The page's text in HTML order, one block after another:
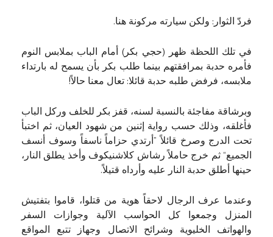
فردّ الثوار: ولكن سيارته مركونة هنا.
في تلك اللحظة ظهر (حجي بكر) أمام الباب بملابس النوم
فأمره حدبة بمرافقتهم بينما طلب بكر بأن يسمح له بارتداء
ملابسه، فرفض طلبه حدبة قائلا: تعال معنا حالاً!
وبرشاقة مفاجئة بالنسبة لسنه، قفز بكر للخلف وركل الباب
فأغلقه، وذلك حسب رواية إثنين من شهود العيان، ثم اختبأ
تحت الدرج وصرخ قائلاً ”أرتدي حزاماً ناسفاً وسوف أنسف
الجميع“ ثم خرج حاملاً رشاش كلاشنيكوف وأخذ يطلق النار،
حينها أطلق حدبة النار عليه وأرداه قتيلاً.
وعندما عرف الرجال لاحقاً هوية من قتلوا، قاموا بتفتيش
المنزل وجمعوا كل الحواسب الآلية وجوازات السفر
والهواتف الخليوية وشرائح الاتصال وجهاز تتبع المواقع